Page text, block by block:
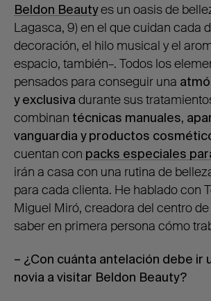
Beldon Beautyes un oasis de
Lagasca, 9) en el que cuidan cada
decoración, el hilo musical y el
espacio, también–. Todos los
pensados para conseguir una
y exclusiva durante sus
combinan técnicas manuales,
vanguardia y productos
cuentan con packs especiales
irán a casa con una rutina de
para cada clienta. He hablado con
Miguel Miró, creadora del centro
saber en primera persona cómo
– ¿Con cuánta antelación debe ir
novia a visitar Beldon Beauty?